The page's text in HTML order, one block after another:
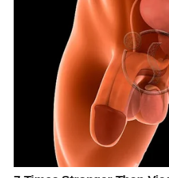
U poslednje vreme možda ste
važne finansijske odluke. Ipak,
donosi prilike koje mogu doneti
Moguće je da će se pojaviti
projekat koji donosi sigurnost.
koji ste već uložili ili nova
promene.